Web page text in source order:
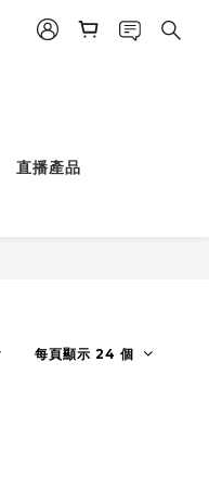
直播產品
每頁顯示 24 個